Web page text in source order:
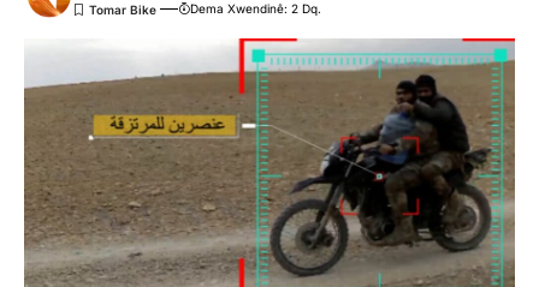
Dema Xwendinê: 2 Dq.